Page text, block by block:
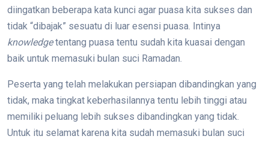
diingatkan beberapa kata kunci agar puasa kita sukses dan
tidak “dibajak” sesuatu di luar esensi puasa. Intinya
knowledgetentang puasa tentu sudah kita kuasai dengan
baik untuk memasuki bulan suci Ramadan.
Peserta yang telah melakukan persiapan dibandingkan yang
tidak, maka tingkat keberhasilannya tentu lebih tinggi atau
memiliki peluang lebih sukses dibandingkan yang tidak.
Untuk itu selamat karena kita sudah memasuki bulan suci